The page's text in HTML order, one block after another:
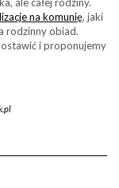
ale całej rodziny.
na komunię, jaki
rodzinny obiad.
i proponujemy